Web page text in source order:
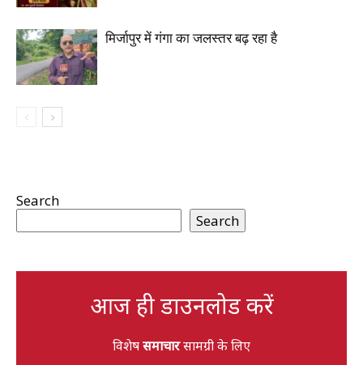
मिर्जापुर में गंगा का जलस्तर बढ़ रहा है
Search
Search
आज ही डाउनलोड करें
विशेषसमाचारसामग्री के लिए